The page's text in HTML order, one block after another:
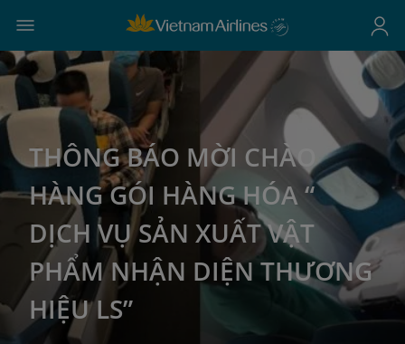
THÔNG BÁO MỜI CHÀO
HÀNG GÓI HÀNG HÓA “
DỊCH VỤ SẢN XUẤT VẬT
PHẨM NHẬN DIỆN THƯƠNG
HIỆU LS”